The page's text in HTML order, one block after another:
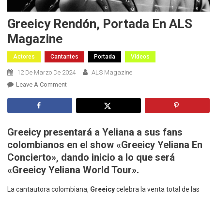
Greeicy Rendón, Portada En ALS
Magazine
Actores Cantantes Portada Videos
12 De Marzo De 2024
ALS Magazine
Leave A CommentOn
Magazine
Greeicy presentará a Yeliana a sus fans
colombianos en el show «Greeicy Yeliana En
Concierto», dando inicio a lo que será
«Greeicy Yeliana World Tour».
La cantautora colombiana, Greeicycelebra la venta total de las